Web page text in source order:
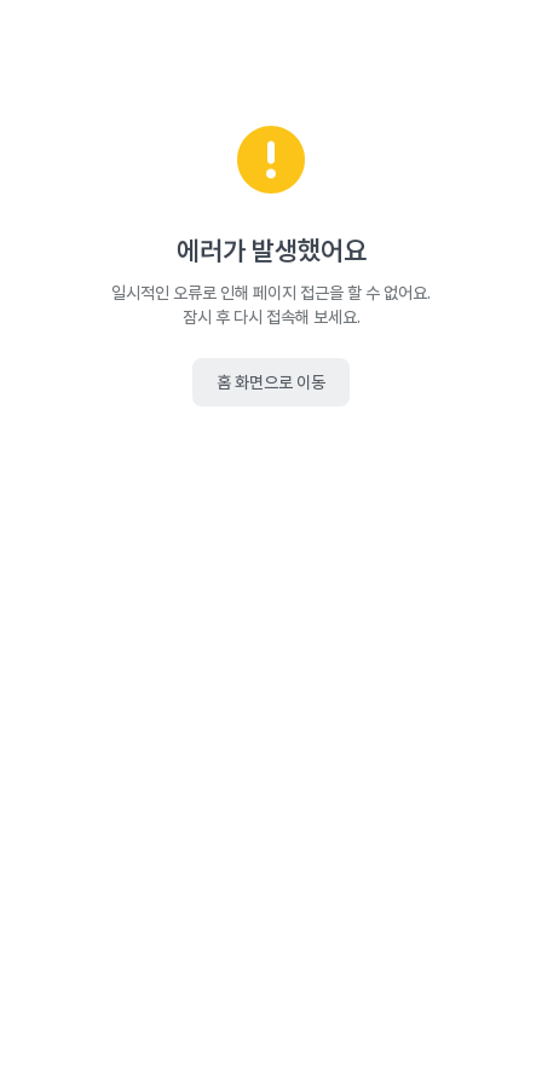
에러가 발생했어요
일시적인 오류로 인해 페이지 접근을 할 수 없어요.
잠시 후 다시 접속해 보세요.
홈 화면으로 이동